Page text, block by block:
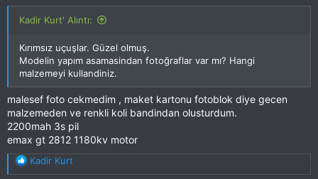
Kadir Kurt' Alıntı:
Kırımsız uçuşlar. Güzel olmuş.
Modelin yapım asamasindan fotoğraflar var mı? Hangi
malzemeyi kullandiniz.
malesef foto cekmedim , maket kartonu fotoblok diye gecen
malzemeden ve renkli koli bandindan olusturdum.
2200mah 3s pil
emax gt 2812 1180kv motor
T
e
Kadir Kurt